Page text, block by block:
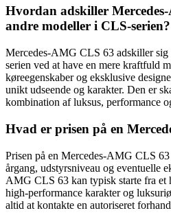
Hvordan adskiller
andre modeller i CLS-serien?
Mercedes-AMG CLS 63 adskiller
serien ved at have en mere kraftfuld
køreegenskaber og eksklusive
unikt udseende og karakter. Den er
kombination af luksus, performance
Hvad er prisen på en
Prisen på en Mercedes-AMG CLS
årgang, udstyrsniveau og eventuelle
AMG CLS 63 kan typisk starte fra et
high-performance karakter og
altid at kontakte en autoriseret